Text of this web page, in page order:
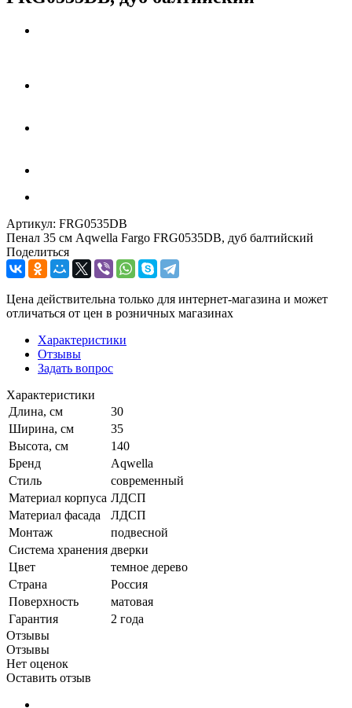
Артикул: FRG0535DB
Пенал 35 см Aqwella Fargo FRG0535DB, дуб балтийский
Поделиться
Цена действительна только для интернет-магазина и может
отличаться от цен в розничных магазинах
Характеристики
Отзывы
Задать вопрос
Характеристики
Длина, см
30
Ширина, см
35
Высота, см
140
Бренд
Aqwella
Стиль
современный
Материал корпуса ЛДСП
Материал фасада
ЛДСП
Монтаж
подвесной
Система хранения дверки
Цвет
темное дерево
Страна
Россия
Поверхность
матовая
Гарантия
2 года
Отзывы
Отзывы
Нет оценок
Оставить отзыв